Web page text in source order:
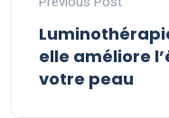
elle améliore
votre peau